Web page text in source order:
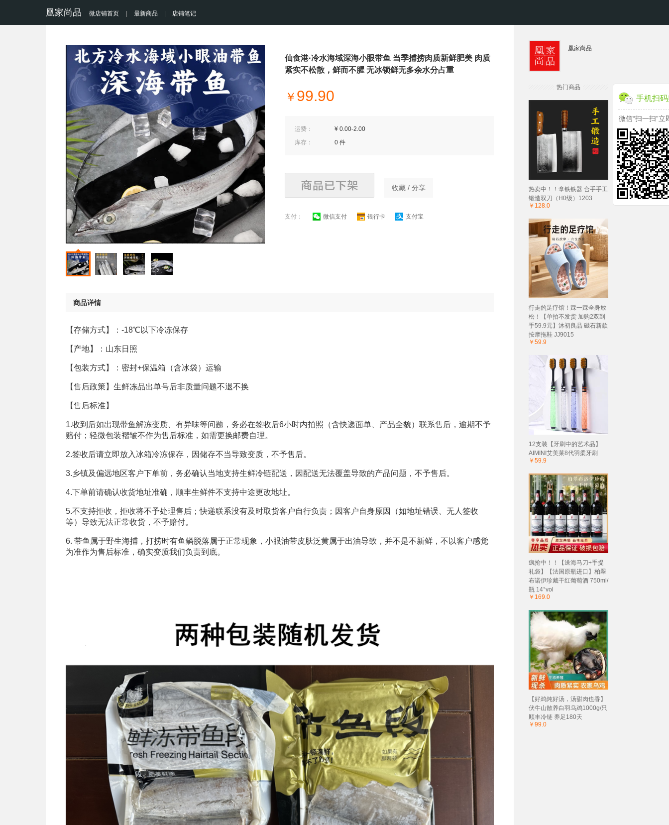
凰家尚品 微店铺首页 最新商品 店铺笔记
仙食港·冷水海域深海小眼带鱼 当季捕捞肉质新鲜肥美 肉质
紧实不松散，鲜而不腥 无冰锁鲜无多余水分占重
￥ 99.90
运费：
¥ 0.00-2.00
库存：
0 件
收藏 / 分享
支付： 微信支付 银行卡 支付宝
商品详情
【存储方式】：-18℃以下冷冻保存
【产地】：山东日照
【包装方式】：密封+保温箱（含冰袋）运输
【售后政策】生鲜冻品出单号后非质量问题不退不换
【售后标准】
1.收到后如出现带鱼解冻变质、有异味等问题，务必在签收后6小时内拍照（含快递面单、产品全貌）联系售后，逾期不予
赔付；轻微包装褶皱不作为售后标准，如需更换邮费自理。
2.签收后请立即放入冰箱冷冻保存，因储存不当导致变质，不予售后。
3.乡镇及偏远地区客户下单前，务必确认当地支持生鲜冷链配送，因配送无法覆盖导致的产品问题，不予售后。
4.下单前请确认收货地址准确，顺丰生鲜件不支持中途更改地址。
5.不支持拒收，拒收将不予处理售后；快递联系没有及时取货客户自行负责；因客户自身原因（如地址错误、无人签收
等）导致无法正常收货，不予赔付。
6. 带鱼属于野生海捕，打捞时有鱼鳞脱落属于正常现象，小眼油带皮肤泛黄属于出油导致，并不是不新鲜，不以客户感觉
为准作为售后标准，确实变质我们负责到底。
凰家尚品
热门商品
热卖中！！拿铁铁器 合手手工
锻造双刀（H0级）1203
￥128.0
行走的足疗馆！踩一踩全身放
松！【单拍不发货 加购2双到
手59.9元】沐初良品 磁石新款
按摩拖鞋 JJ9015
￥59.9
12支装【牙刷中的艺术品】
AIMINI艾美莱8代羽柔牙刷
￥59.9
疯抢中！！【送海马刀+手提
礼袋】【法国原瓶进口】柏翠
布诺伊珍藏干红葡萄酒 750ml/
瓶 14°vol
￥169.0
【好鸡炖好汤，汤甜肉也香】
伏牛山散养白羽乌鸡1000g/只
顺丰冷链 养足180天
￥99.0
手机扫
微信“扫一扫”立